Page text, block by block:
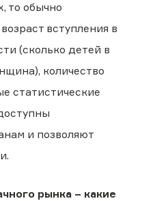
то обычно
вступления в
(сколько детей в
количество
статистические
и позволяют
рынка − какие